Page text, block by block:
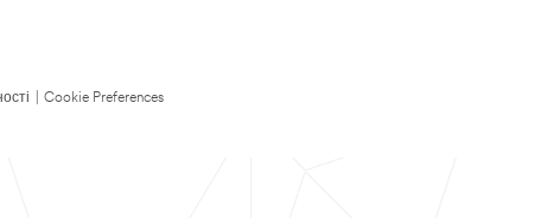
Cookie Preferences